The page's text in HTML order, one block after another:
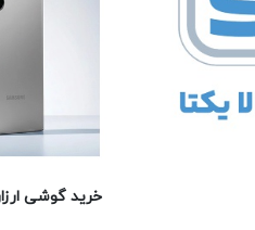
خرید گوشی ارزان